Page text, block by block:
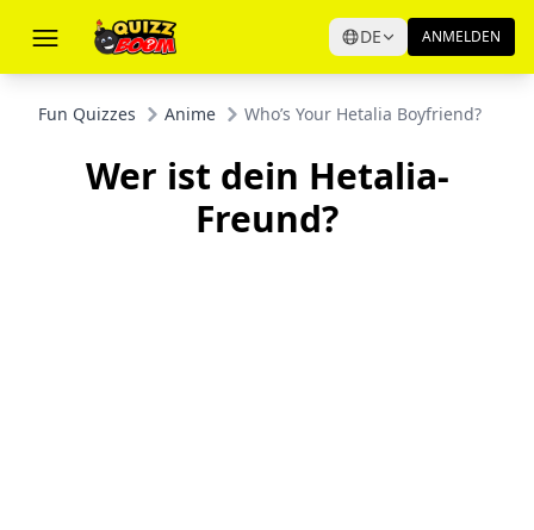
DE ANMELDEN
Fun Quizzes Anime Who’s Your Hetalia Boyfriend?
Wer ist dein Hetalia-
Freund?